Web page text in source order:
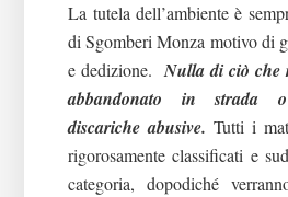
La tutela dell’ambiente è
di Sgomberi Monza motivo di
e dedizione. Nulla di ciò che
abbandonato in strada
discariche abusive. Tutti i
rigorosamente classificati e
categoria, dopodiché